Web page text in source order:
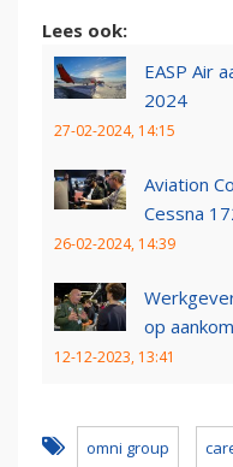
Lees ook:
EASP Air
2024
27-02-2024, 14:15
Aviation
Cessna
26-02-2024, 14:39
op
12-12-2023, 13:41
omni group